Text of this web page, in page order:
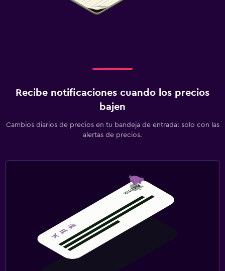
Recibe notificaciones cuando los precios
bajen
Cambios diarios de precios en tu bandeja de entrada: solo con las
alertas de precios.